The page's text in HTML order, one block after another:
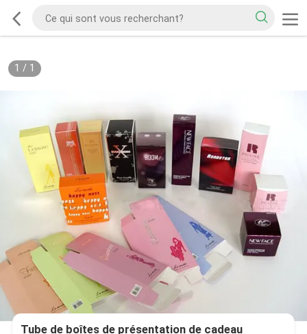
1 / 1
Tube de boîtes de présentation de cadeau